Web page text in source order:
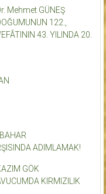
Mehmet GÜNEŞ
122.,
43. YILINDA 20.
ADIMLAMAK!
GÖK
KIRMIZILIK